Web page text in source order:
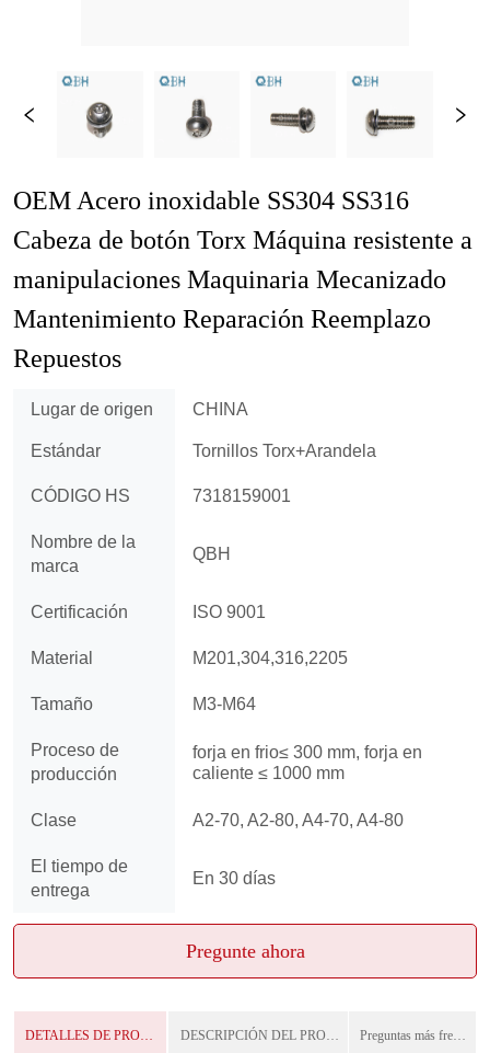
OEM Acero inoxidable SS304 SS316
Cabeza de botón Torx Máquina resistente a
manipulaciones Maquinaria Mecanizado
Mantenimiento Reparación Reemplazo
Repuestos
Pregunte ahora
DETALLES DE PRODUCTO DESCRIPCIÓN DEL PRODUCTO Preguntas más frecuentes